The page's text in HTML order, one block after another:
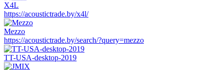
X4L
https://acoustictrade.by/x4l/
Mezzo
https://acoustictrade.by/search/?query=mezzo
TT-USA-desktop-2019